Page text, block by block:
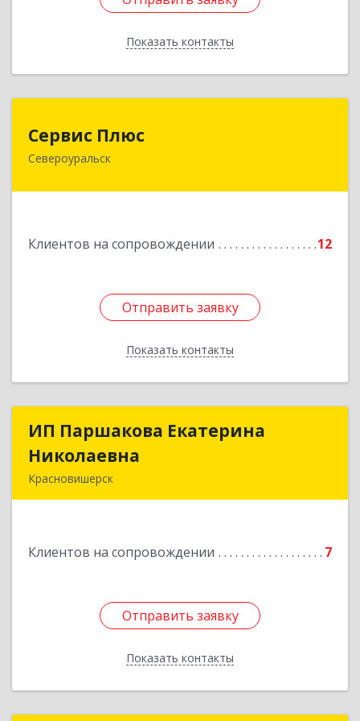
Показать контакты
Назад
Сервис Плюс
Североуральск
Клиентов на сопровождении 12
Отправить заявку
Показать контакты
624480, Свердловская обл, Североуральск г,
Отправить заявку
Назад
ИП Паршакова Екатерина
Николаевна
Красновишерск
Клиентов на сопровождении 7
Отправить заявку
Показать контакты
ИП Паршакова Екатерина
Подробнее
Отправить заявку
Назад